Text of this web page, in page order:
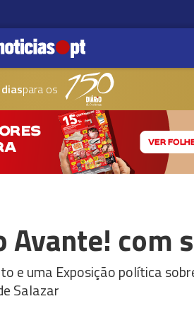
para os
Avante! com
e uma Exposição política
Salazar